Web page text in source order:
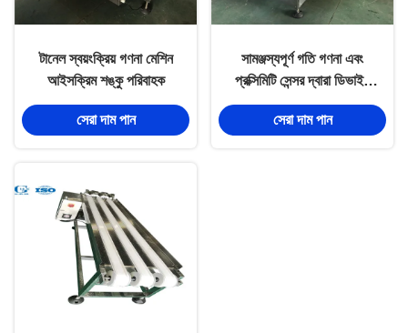
টানেল স্বয়ংক্রিয় গণনা মেশিন
আইসক্রিম শঙ্কু পরিবাহক
সেরা দাম পান
সামঞ্জস্যপূর্ণ গতি গণনা এবং
প্রক্সিমিটি সেন্সর দ্বারা ডিভাইস
সিঙ্ক্রোনাইজেশন স্ট্যাকিং
সেরা দাম পান